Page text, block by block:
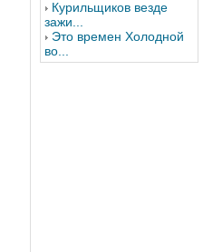
Курильщиков везде
зажи...
Это времен Холодной
во...